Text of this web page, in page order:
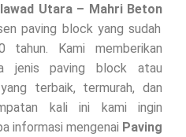
Utara– Mahri Beton
paving block yang sudah
tahun. Kami memberikan
jenis paving block atau
terbaik, termurah, dan
kali ini kami ingin
informasi mengenai Paving